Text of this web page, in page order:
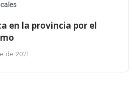
en la provincia por el
de 2021